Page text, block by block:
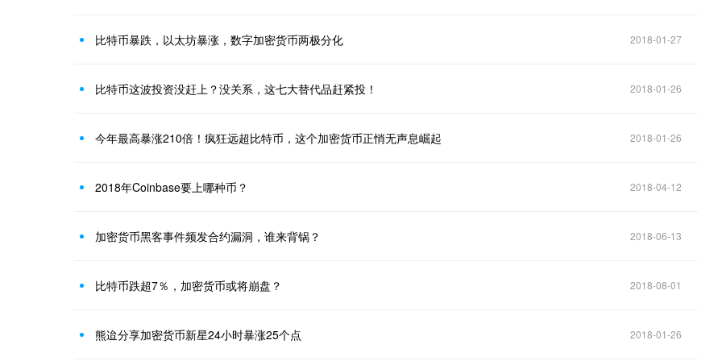
比特币暴跌，以太坊暴涨，数字加密货币两极分化 2018-01-27
比特币这波投资没赶上？没关系，这七大替代品赶紧投！ 2018-01-26
今年最高暴涨210倍！疯狂远超比特币，这个加密货币正悄无声息崛起 2018-01-26
2018年Coinbase要上哪种币？ 2018-04-12
加密货币黑客事件频发合约漏洞，谁来背锅？ 2018-06-13
比特币跌超7％，加密货币或将崩盘？ 2018-08-01
熊迨分享加密货币新星24小时暴涨25个点 2018-01-26